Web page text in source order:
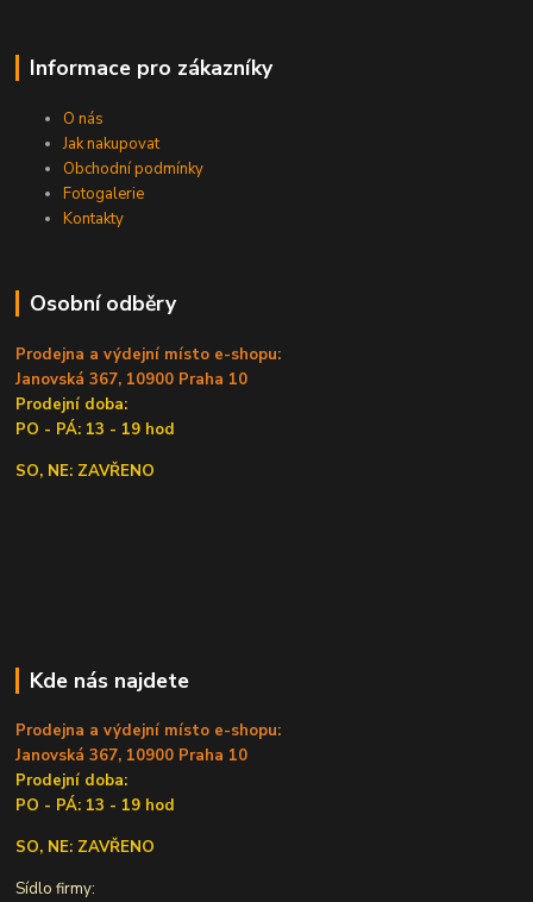
Informace pro zákazníky
O nás
Jak nakupovat
Obchodní podmínky
Fotogalerie
Kontakty
Osobní odběry
Prodejna a výdejní místo e-shopu:
Janovská 367, 10900 Praha 10
Prodejní doba:
PO - PÁ: 13 - 19 hod
SO, NE: ZAVŘENO
Kde nás najdete
Prodejna a výdejní místo e-shopu:
Janovská 367, 10900 Praha 10
Prodejní doba:
PO - PÁ: 13 - 19 hod
SO, NE: ZAVŘENO
Sídlo firmy: